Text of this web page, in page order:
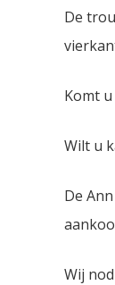
De
Komt
Wilt u
De
Wij